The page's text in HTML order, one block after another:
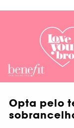
Opta pelo